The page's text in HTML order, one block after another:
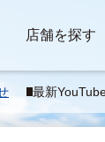
店舗を探す
最新
たか！都内